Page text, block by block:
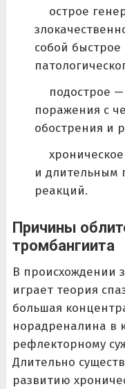
острое
собой
подострое
поражения с
обострения и
и длительным
реакций.
Причины
тромбангиита
В происхождении
играет теория
большая
норадреналина в
рефлекторному
Длительно
развитию